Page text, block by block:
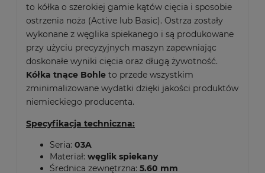
to kółka o szerokiej gamie kątów cięcia i sposobie
ostrzenia noża (Active lub Basic). Ostrza zostały
wykonane z węglika spiekanego i są produkowane
przy użyciu precyzyjnych maszyn zapewniając
doskonałe wyniki cięcia oraz długą żywotność.
Kółka tnące Bohle to przede wszystkim
zminimalizowane wydatki dzięki jakości produktów
niemieckiego producenta.
Specyfikacja techniczna:
Seria: 03A
Materiał: węglik spiekany
Średnica zewnętrzna: 5.60 mm